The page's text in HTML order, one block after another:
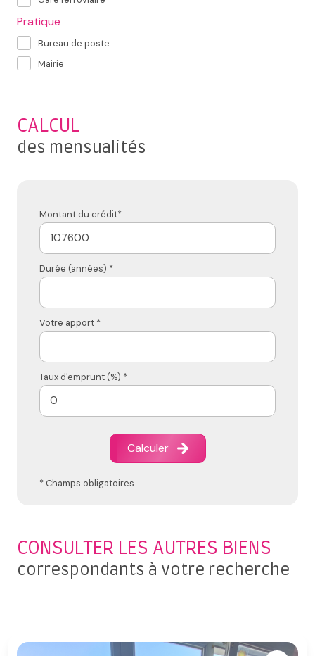
Pratique
Bureau de poste
Mairie
CALCUL
des mensualités
Montant du crédit*
Durée (années) *
Votre apport *
Taux d'emprunt (%) *
Calculer
* Champs obligatoires
CONSULTER LES AUTRES BIENS
correspondants à votre recherche